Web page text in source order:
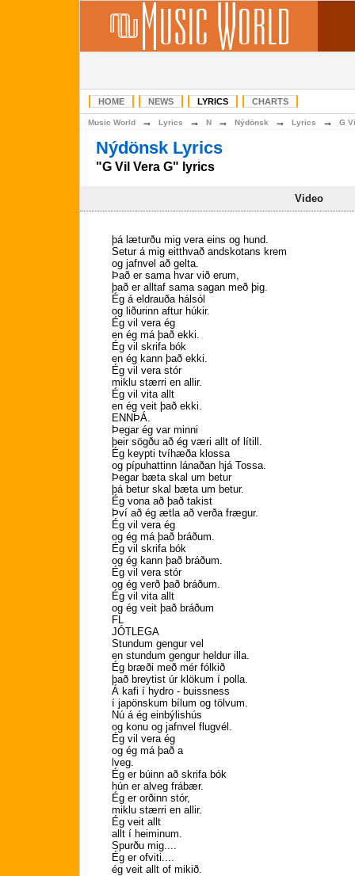
HOME NEWS LYRICS CHARTS
Music World → Lyrics → N → Nýdönsk → Lyrics → G
Nýdönsk Lyrics
"G Vil Vera G" lyrics
Video
þá læturðu mig vera eins og hund.
Setur á mig eitthvað andskotans krem
og jafnvel að gelta.
Það er sama hvar við erum,
það er alltaf sama sagan með þig.
Ég á eldrauða hálsól
og liðurinn aftur húkir.
Ég vil vera ég
en ég má það ekki.
Ég vil skrifa bók
en ég kann það ekki.
Ég vil vera stór
miklu stærri en allir.
Ég vil vita allt
en ég veit það ekki.
ENNÞÁ.
Þegar ég var minni
þeir sögðu að ég væri allt of lítill.
Ég keypti tvíhæða klossa
og pípuhattinn lánaðan hjá Tossa.
Þegar bæta skal um betur
þá betur skal bæta um betur.
Ég vona að það takist
Því að ég ætla að verða frægur.
Ég vil vera ég
og ég má það bráðum.
Ég vil skrifa bók
og ég kann það bráðum.
Ég vil vera stór
og ég verð það bráðum.
Ég vil vita allt
og ég veit það bráðum
FL
JÓTLEGA
Stundum gengur vel
en stundum gengur heldur illa.
Ég bræði með mér fólkið
það breytist úr klökum í polla.
Á kafi í hydro - buissness
í japönskum bílum og tölvum.
Nú á ég einbýlishús
og konu og jafnvel flugvél.
Ég vil vera ég
og ég má það a
lveg.
Ég er búinn að skrifa bók
hún er alveg frábær.
Ég er orðinn stór,
miklu stærri en allir.
Ég veit allt
allt í heiminum.
Spurðu mig....
Ég er ofviti....
ég veit allt of mikið.